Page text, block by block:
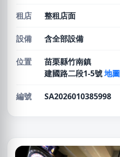
租店 整租店面
設備 含全部設備
位置
苗栗縣竹南鎮
建國路二段1-5號地圖
編號 SA2026010385998